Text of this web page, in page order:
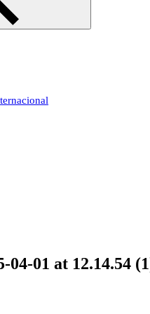
04-01 at 12.14.54